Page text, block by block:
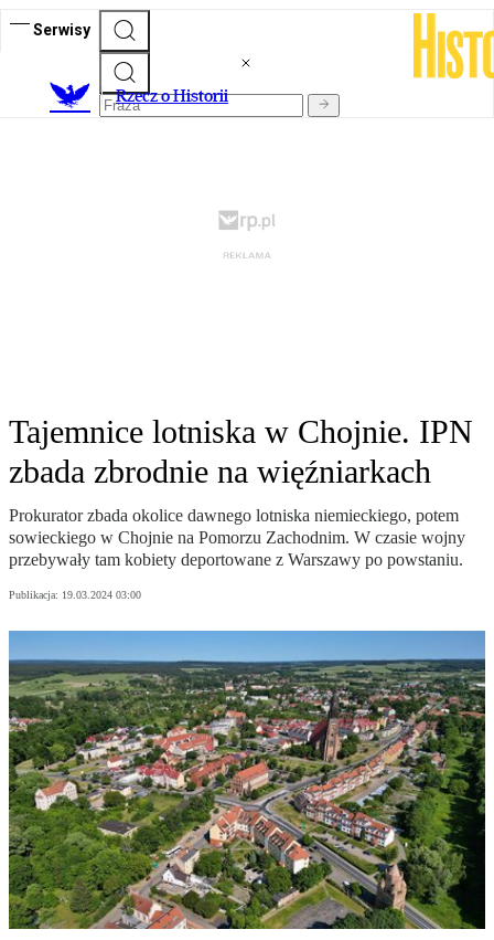
Serwisy
Rzecz o Historii
Tajemnice lotniska w Chojnie. IPN
zbada zbrodnie na więźniarkach
Prokurator zbada okolice dawnego lotniska niemieckiego, potem
sowieckiego w Chojnie na Pomorzu Zachodnim. W czasie wojny
przebywały tam kobiety deportowane z Warszawy po powstaniu.
Publikacja: 19.03.2024 03:00